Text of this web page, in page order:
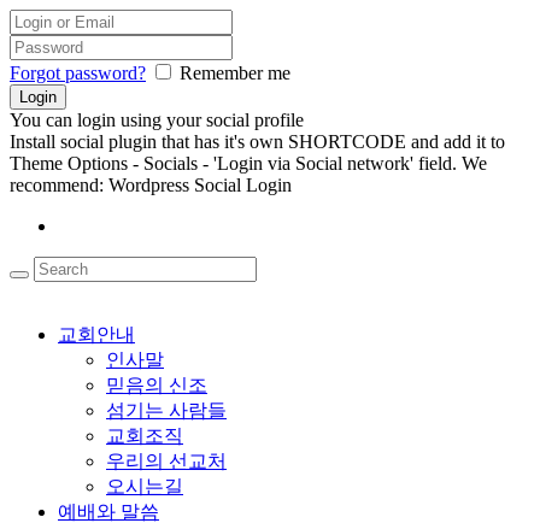
Forgot password? Remember me
You can login using your social profile
Install social plugin that has it's own SHORTCODE and add it to
Theme Options - Socials - 'Login via Social network' field. We
recommend: Wordpress Social Login
교회안내
인사말
믿음의 신조
섬기는 사람들
교회조직
우리의 선교처
오시는길
예배와 말씀